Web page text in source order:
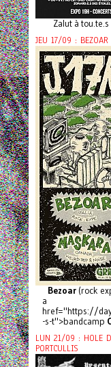
Zalut à tou.te.s
JEU 17/09 :
Bezoar(rock
a
href="https://
-s-t">bandcamp
LUN 21/09 : HOLE
PORTCULLIS